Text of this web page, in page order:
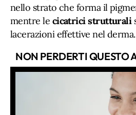
nello strato che forma il
mentre le cicatrici strutturali
lacerazioni effettive nel derma.
NON PERDERTI QUESTO